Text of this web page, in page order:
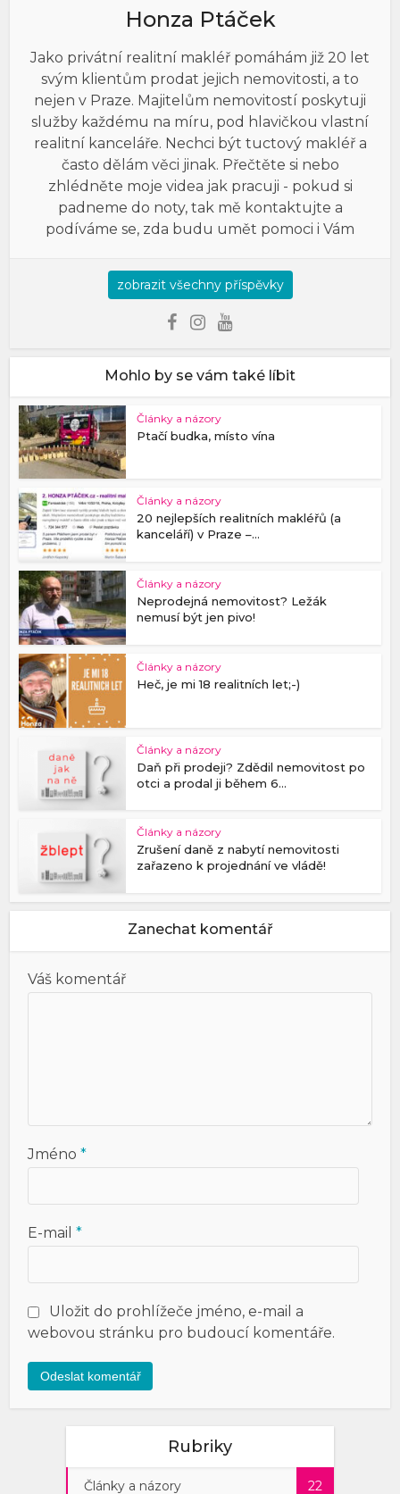
Honza Ptáček
Jako privátní realitní makléř pomáhám již 20 let
svým klientům prodat jejich nemovitosti, a to
nejen v Praze. Majitelům nemovitostí poskytuji
služby každému na míru, pod hlavičkou vlastní
realitní kanceláře. Nechci být tuctový makléř a
často dělám věci jinak. Přečtěte si nebo
zhlédněte moje videa jak pracuji - pokud si
padneme do noty, tak mě kontaktujte a
podíváme se, zda budu umět pomoci i Vám
zobrazit všechny příspěvky
Mohlo by se vám také líbit
Články a názory
Ptačí budka, místo vína
Články a názory
20 nejlepších realitních makléřů (a
kanceláří) v Praze –...
Články a názory
Neprodejná nemovitost? Ležák
nemusí být jen pivo!
Články a názory
Heč, je mi 18 realitních let;-)
Články a názory
Daň při prodeji? Zdědil nemovitost po
otci a prodal ji během 6...
Články a názory
Zrušení daně z nabytí nemovitosti
zařazeno k projednání ve vládě!
Zanechat komentář
Váš komentář
Jméno*
E-mail*
Uložit do prohlížeče jméno, e-mail a
webovou stránku pro budoucí komentáře.
Rubriky
Články a názory 22